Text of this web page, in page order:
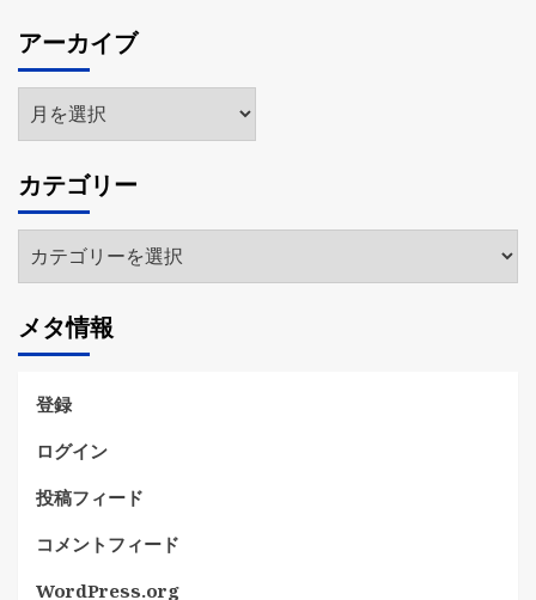
アーカイブ
ア
ー
イ
ブ
カテゴリー
テ
リ
ー
メタ情報
登録
ログイン
投稿フィード
コメントフィード
WordPress.org